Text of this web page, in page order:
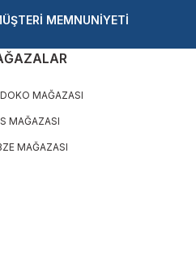
MEMNUNİYETİ
MAĞAZASI
MAĞAZASI
MAĞAZASI